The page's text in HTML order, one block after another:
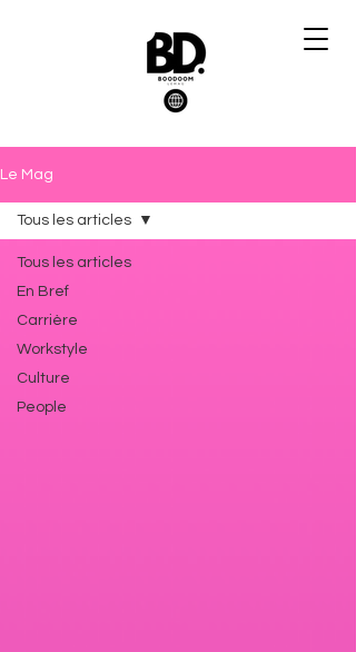
Le Mag
Tous les articles
En Bref
Carrière
Workstyle
Culture
People
Tous les articles